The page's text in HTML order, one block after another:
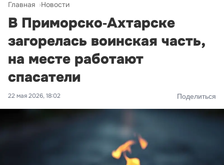
Главная Новости
В Приморско‑Ахтарске
загорелась воинская часть,
на месте работают
спасатели
22 мая 2026, 18:02 Поделиться